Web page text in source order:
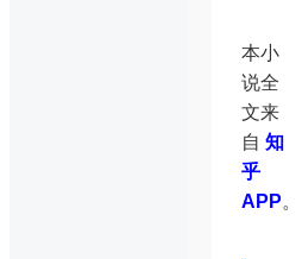
本小
说全
文来
自 知
乎
APP。